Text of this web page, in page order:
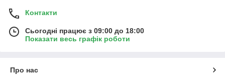
Контакти
Сьогодні працює з 09:00 до 18:00
Показати весь графік роботи
Про нас